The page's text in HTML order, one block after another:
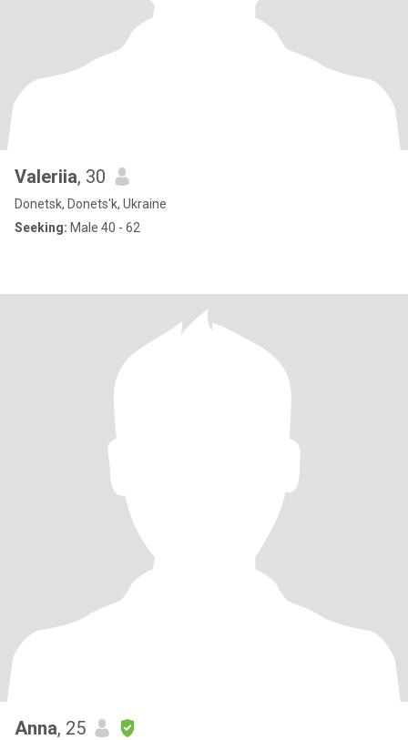
Valeriia, 30
Donetsk, Donets'k, Ukraine
Seeking: Male 40 - 62
Anna, 25